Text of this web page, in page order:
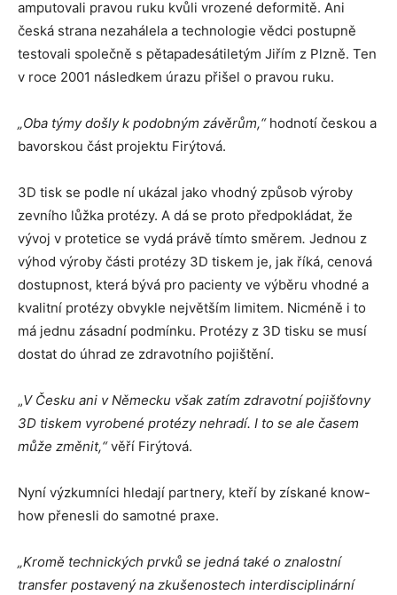
amputovali pravou ruku kvůli vrozené deformitě. Ani
česká strana nezahálela a technologie vědci postupně
testovali společně s pětapadesátiletým Jiřím z Plzně. Ten
v roce 2001 následkem úrazu přišel o pravou ruku.
„Oba týmy došly k podobným závěrům,“hodnotí českou a
bavorskou část projektu Firýtová.
3D tisk se podle ní ukázal jako vhodný způsob výroby
zevního lůžka protézy. A dá se proto předpokládat, že
vývoj v protetice se vydá právě tímto směrem. Jednou z
výhod výroby části protézy 3D tiskem je, jak říká, cenová
dostupnost, která bývá pro pacienty ve výběru vhodné a
kvalitní protézy obvykle největším limitem. Nicméně i to
má jednu zásadní podmínku. Protézy z 3D tisku se musí
dostat do úhrad ze zdravotního pojištění.
„V Česku ani v Německu však zatím zdravotní pojišťovny
3D tiskem vyrobené protézy nehradí. I to se ale časem
může změnit,“věří Firýtová.
Nyní výzkumníci hledají partnery, kteří by získané know-
how přenesli do samotné praxe.
„Kromě technických prvků se jedná také o znalostní
transfer postavený na zkušenostech interdisciplinární